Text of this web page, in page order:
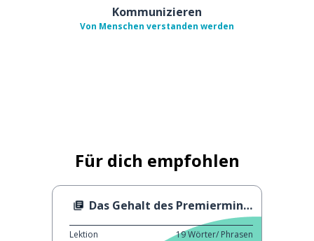
Kommunizieren
Von Menschen verstanden werden
Für dich empfohlen
Das Gehalt des Premierministers
Lektion 19Wörter/ Phrasen